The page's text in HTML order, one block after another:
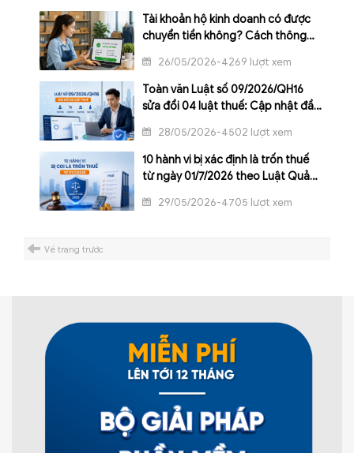
Tài khoản hộ kinh doanh có được
chuyển tiền không? Cách thông
quan thuế qua eTax Mobile năm
2026
26/05/2026-4269 lượt xem
Toàn văn Luật số 09/2026/QH16
sửa đổi 04 luật thuế: Cập nhật đầy
GTGT, TNDN và TTĐB
28/05/2026-4502 lượt xem
10 hành vi bị xác định là trốn thuế
từ ngày 01/7/2026 theo Luật Quản
29/05/2026-4705 lượt xem
Về trang trước